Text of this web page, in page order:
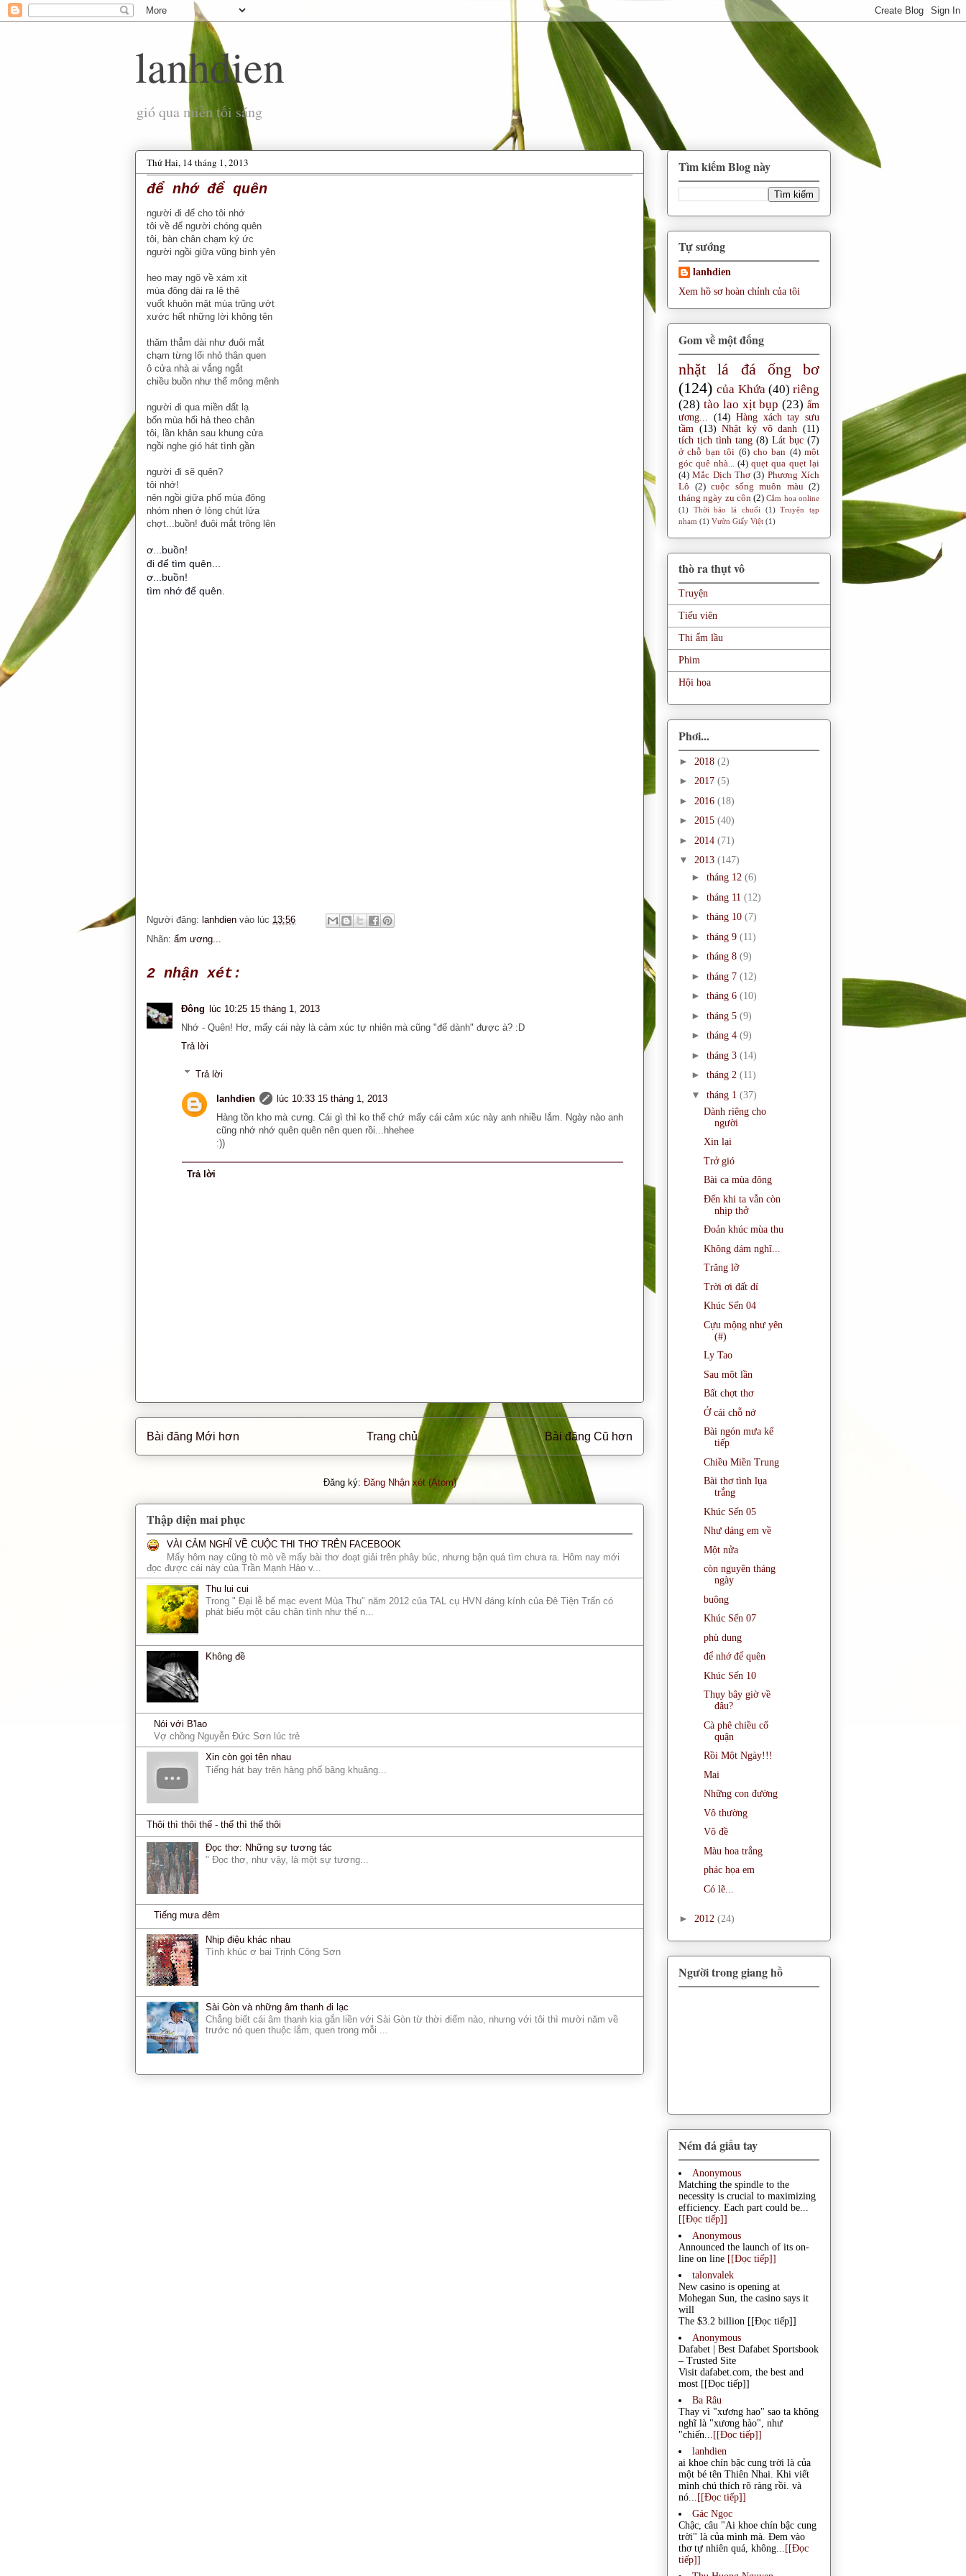
lanhdien
gió qua miền tối sáng
Thứ Hai, 14 tháng 1, 2013
để nhớ để quên
người đi để cho tôi nhớ
tôi về để người chóng quên
tôi, bàn chân chạm ký ức
người ngồi giữa vũng bình yên
heo may ngõ về xám xịt
mùa đông dài ra lê thê
vuốt khuôn mặt mùa trũng ướt
xước hết những lời không tên
thăm thẳm dài như đuôi mắt
chạm từng lối nhỏ thân quen
ô cửa nhà ai vắng ngắt
chiều buồn như thể mông mênh
người đi qua miền đất lạ
bốn mùa hối hả theo chân
tôi, lần khân sau khung cửa
ngồi nghe gió hát tình gần
người đi sẽ quên?
tôi nhớ!
nên ngồi giữa phố mùa đông
nhóm nhen ở lòng chút lửa
chợt...buồn! đuôi mắt trông lên
ơ...buồn!
đi để tìm quên...
ơ...buồn!
tìm nhớ để quên.
Người đăng: lanhdien vào lúc 13:56
Nhãn: ẩm ương...
2 nhận xét:
Đông
lúc 10:25 15 tháng 1, 2013
Nhớ - Quên! Hơ, mấy cái này là cảm xúc tự nhiên mà cũng "để dành" được à? :D
Trả lời
Trả lời
lanhdien
lúc 10:33 15 tháng 1, 2013
Hàng tồn kho mà cưng. Cái gì thì ko thể chứ mấy cái cảm xúc này anh nhiều lắm. Ngày nào anh
cũng nhớ nhớ quên quên nên quen rồi...hhehee
:))
Trả lời
Bài đăng Mới hơn Bài đăng Cũ hơn
Trang chủ
Đăng ký: Đăng Nhận xét (Atom)
Thập diện mai phục
VÀI CẢM NGHĨ VỀ CUỘC THI THƠ TRÊN FACEBOOK
Mấy hôm nay cũng tò mò về mấy bài thơ đoạt giải trên phây búc, nhưng bận quá tìm chưa ra. Hôm nay mới
đọc được cái này của Trần Mạnh Hảo v...
Thu lui cui
Trong " Đại lễ bế mạc event Mùa Thu" năm 2012 của TAL cụ HVN đáng kính của Đê Tiện Trấn có
phát biểu một câu chân tình như thế n...
Không đề
Nói với B'lao
Vợ chồng Nguyễn Đức Sơn lúc trẻ
Xin còn gọi tên nhau
Tiếng hát bay trên hàng phố bâng khuâng...
Thôi thì thôi thế - thế thì thế thôi
Đọc thơ: Những sự tương tác
" Đọc thơ, như vậy, là một sự tương...
Tiếng mưa đêm
Nhịp điệu khác nhau
Tình khúc ơ bai Trịnh Công Sơn
Sài Gòn và những âm thanh đi lạc
Chẳng biết cái âm thanh kia gắn liền với Sài Gòn từ thời điểm nào, nhưng với tôi thì mười năm về
trước nó quen thuộc lắm, quen trong mỗi ...
Tìm kiếm Blog này
Tự sướng
lanhdien
Xem hồ sơ hoàn chỉnh của tôi
Gom về một đống
nhặt lá đá ống bơ
(124) của Khứa (40) riêng
(28) tào lao xịt bụp (23) ẩm
ương...
(14) Hàng xách tay sưu
tầm (13) Nhật ký vô danh
(11)
tích tịch tình tang (8) Lát bục (7)
ở chỗ bạn tôi (6) cho bạn (4) một
góc quê nhà...
(4) quẹt qua quẹt lại
(4) Mắc Dịch Thơ (3) Phương Xích
Lô
(2) cuộc sống muôn màu (2)
tháng ngày zu côn (2) Cắm hoa online
(1) Thời báo lá chuối (1) Truyện tạp
nham (1) Vườn Giấy Việt (1)
thò ra thụt vô
Truyện
Tiếu viên
Thi ẩm lầu
Phim
Hội họa
Phơi...
► 2018 (2)
► 2017 (5)
► 2016 (18)
► 2015 (40)
► 2014 (71)
▼ 2013 (147)
► tháng 12 (6)
► tháng 11 (12)
► tháng 10 (7)
► tháng 9 (11)
► tháng 8 (9)
► tháng 7 (12)
► tháng 6 (10)
► tháng 5 (9)
► tháng 4 (9)
► tháng 3 (14)
► tháng 2 (11)
▼ tháng 1 (37)
Dành riêng cho
người
Xin lại
Trở gió
Bài ca mùa đông
Đến khi ta vẫn còn
nhịp thở
Đoản khúc mùa thu
Không dám nghĩ...
Trăng lỡ
Trời ơi đất dí
Khúc Sến 04
Cựu mộng như yên
(#)
Ly Tao
Sau một lần
Bất chợt thơ
Ở cái chỗ nớ
Bài ngón mưa kế
tiếp
Chiều Miền Trung
Bài thơ tình lụa
trắng
Khúc Sến 05
Như dáng em về
Một nửa
còn nguyên tháng
ngày
buông
Khúc Sến 07
phù dung
để nhớ để quên
Khúc Sến 10
Thụy bây giờ về
đâu?
Cà phê chiều cố
quận
Rồi Một Ngày!!!
Mai
Những con đường
Vô thường
Vô đề
Màu hoa trắng
phác họa em
Có lẽ...
► 2012 (24)
Người trong giang hồ
Ném đá giấu tay
Anonymous
Matching the spindle to the
necessity is crucial to maximizing
efficiency. Each part could be...
[[Đọc tiếp]]
Anonymous
Announced the launch of its on-
line on line [[Đọc tiếp]]
talonvalek
New casino is opening at
Mohegan Sun, the casino says it
will
The $3.2 billion [[Đọc tiếp]]
Anonymous
Dafabet | Best Dafabet Sportsbook
– Trusted Site
Visit dafabet.com, the best and
most [[Đọc tiếp]]
Ba Râu
Thay vì "xương hao" sao ta không
nghĩ là "xương hào", như
"chiến... [[Đọc tiếp]]
lanhdien
ai khoe chín bậc cung trời là của
một bé tên Thiên Nhai. Khi viết
mình chú thích rõ ràng rồi. và
nó... [[Đọc tiếp]]
Gác Ngọc
Chậc, câu "Ai khoe chín bậc cung
trời" là của mình mà. Đem vào
thơ tự nhiên quá, không... [[Đọc
tiếp]]